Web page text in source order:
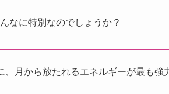
なに特別なのでしょうか？
月から放たれるエネルギーが最も強